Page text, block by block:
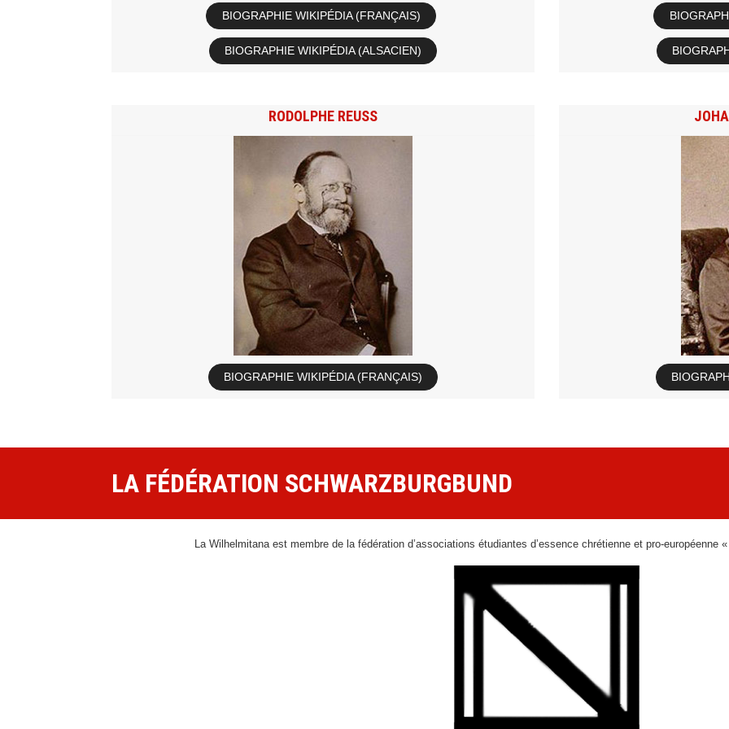
BIOGRAPHIE WIKIPÉDIA (FRANÇAIS)
BIOGRAPHIE WIKIPÉDIA (ALSACIEN)
RODOLPHE REUSS
BIOGRAPHIE WIKIPÉDIA (FRANÇAIS)
LA FÉDÉRATION SCHWARZBURGBUND
La Wilhelmitana est membre de la fédération d’associations étudiantes d’essence chrétienne et pro-européenne